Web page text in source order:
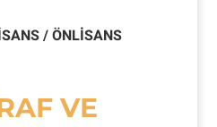
/ ÖNLİSANS
VE